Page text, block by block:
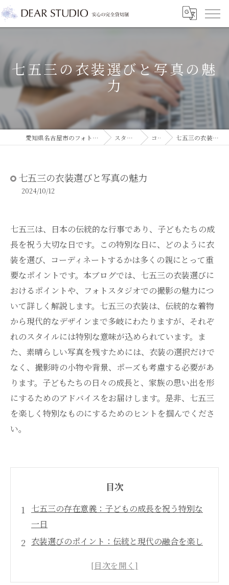
七五三の衣装選びと写真の魅
力
愛知県名古屋市のフォトスタジオならDEAR STUDIO スタジオコラム コラム 七五三の衣装選びと写真の魅力
七五三の衣装選びと写真の魅力
2024/10/12
七五三は、日本の伝統的な行事であり、子どもたちの成
長を祝う大切な日です。この特別な日に、どのように衣
装を選び、コーディネートするかは多くの親にとって重
要なポイントです。本ブログでは、七五三の衣装選びに
おけるポイントや、フォトスタジオでの撮影の魅力につ
いて詳しく解説します。七五三の衣装は、伝統的な着物
から現代的なデザインまで多岐にわたりますが、それぞ
れのスタイルには特別な意味が込められています。ま
た、素晴らしい写真を残すためには、衣装の選択だけで
なく、撮影時の小物や背景、ポーズも考慮する必要があ
ります。子どもたちの日々の成長と、家族の思い出を形
にするためのアドバイスをお届けします。是非、七五三
を楽しく特別なものにするためのヒントを掴んでくださ
い。
目次
七五三の存在意義：子どもの成長を祝う特別な
一日
衣装選びのポイント：伝統と現代の融合を楽し